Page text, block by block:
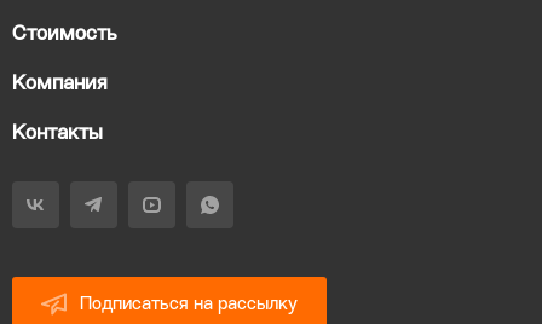
Стоимость
Компания
Контакты
Подписаться на рассылку